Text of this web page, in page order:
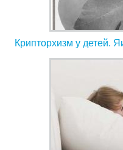
Крипторхизм у детей.